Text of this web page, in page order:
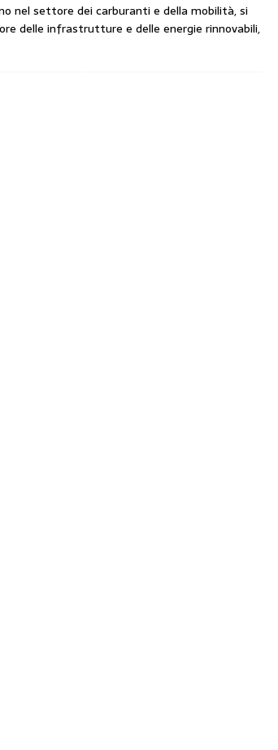
PREZZI CARBURANTI
l’accordo con i gestori: intesa triennale firmata con
i sindacati al Mimit: “I gestori non decidono i prezzi.
delle accise, il prezzo è libero: i controlli non diventino
CONTROLLI SUI PRODOTTI ADULTERATI: ALTRA
nel settore dei carburanti e della mobilità, si
delle infrastrutture e delle energie rinnovabili,